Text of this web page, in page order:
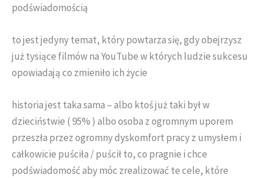
podświadomością
to jest jedyny temat, który powtarza się, gdy obejrzysz
już tysiące filmów na YouTube w których ludzie sukcesu
opowiadają co zmieniło ich życie
historia jest taka sama – albo ktoś już taki był w
dzieciństwie ( 95% ) albo osoba z ogromnym uporem
przeszła przez ogromny dyskomfort pracy z umysłem i
całkowicie puściła / puścił to, co pragnie i chce
podświadomość aby móc zrealizować te cele, które